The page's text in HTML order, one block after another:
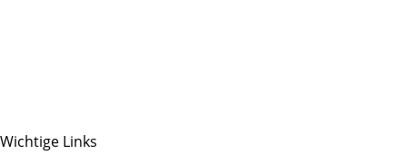
Wichtige Links